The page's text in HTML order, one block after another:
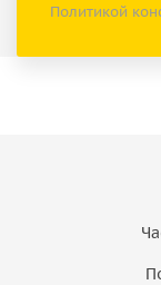
Политикой